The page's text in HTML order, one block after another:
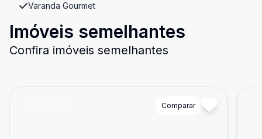
Varanda Gourmet
Imóveis semelhantes
Confira imóveis semelhantes
Comparar